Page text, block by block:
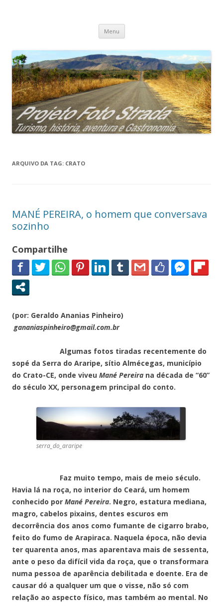
Projeto Foto Strada
Menu Pular
o
conteúdo
ARQUIVO DA TAG: CRATO
MANÉ PEREIRA, o homem que conversava
sozinho
Compartilhe
(por: Geraldo Ananias Pinheiro)
gananiaspinheiro@gmail.com.br
Algumas fotos tiradas recentemente do
sopé da Serra do Araripe, sítio Almécegas, município
do Crato-CE, onde viveu Mané Pereira na década de “60”
do século XX, personagem principal do conto.
serra_do_araripe
Faz muito tempo, mais de meio século.
Havia lá na roça, no interior do Ceará, um homem
conhecido por Mané Pereira. Negro, estatura mediana,
magro, cabelos pixains, dentes escuros em
decorrência dos anos como fumante de cigarro brabo,
feito do fumo de Arapiraca. Naquela época, não devia
ter quarenta anos, mas aparentava mais de sessenta,
ante o peso da difícil vida da roça, que o transformara
numa pessoa de aparência debilitada e doente. Era de
causar dó a qualquer um que o visse, não só com
relação ao aspecto físico, mas também ao mental. No